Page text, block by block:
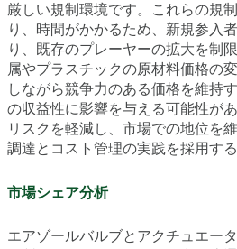
厳しい規制環境です。これらの規
り、時間がかかるため、新規参入
り、既存のプレーヤーの拡大を制
属やプラスチックの原材料価格の
しながら競争力のある価格を維持
の収益性に影響を与える可能性が
リスクを軽減し、市場での地位を
調達とコスト管理の実践を採用す
市場シェア分析
エアゾールバルブとアクチュエー